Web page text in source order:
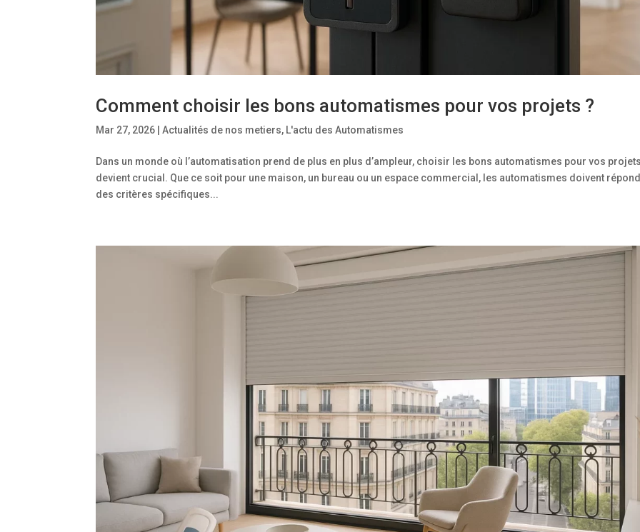
Comment choisir les bons automatismes pour vos projets ?
Mar 27, 2026 |Actualités de nos metiers, L'actu des Automatismes
Dans un monde où l’automatisation prend de plus en plus d’ampleur, choisir les bons automatismes pour vos
devient crucial. Que ce soit pour une maison, un bureau ou un espace commercial, les automatismes doivent
des critères spécifiques...